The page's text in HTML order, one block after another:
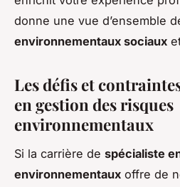
donne une vue d’ensemble
environnementaux sociaux
Les défis et
en gestion des risques
environnementaux
Si la carrière de spécialiste
environnementaux offre de